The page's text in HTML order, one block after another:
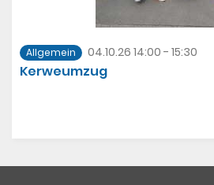
Allgemein 04.10.26 14:00 - 15:30
Kerweumzug